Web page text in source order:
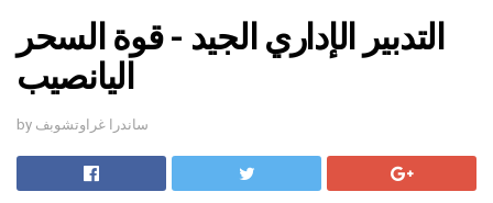
التدبير الإداري الجيد - قوة السحر
اليانصيب
by ساندرا غراوتشوبف